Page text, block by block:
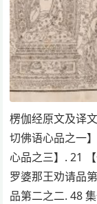
楞伽经原文及译
切佛语心品之一
心品之三】. 21
罗婆那王劝请品
品第二之二. 48